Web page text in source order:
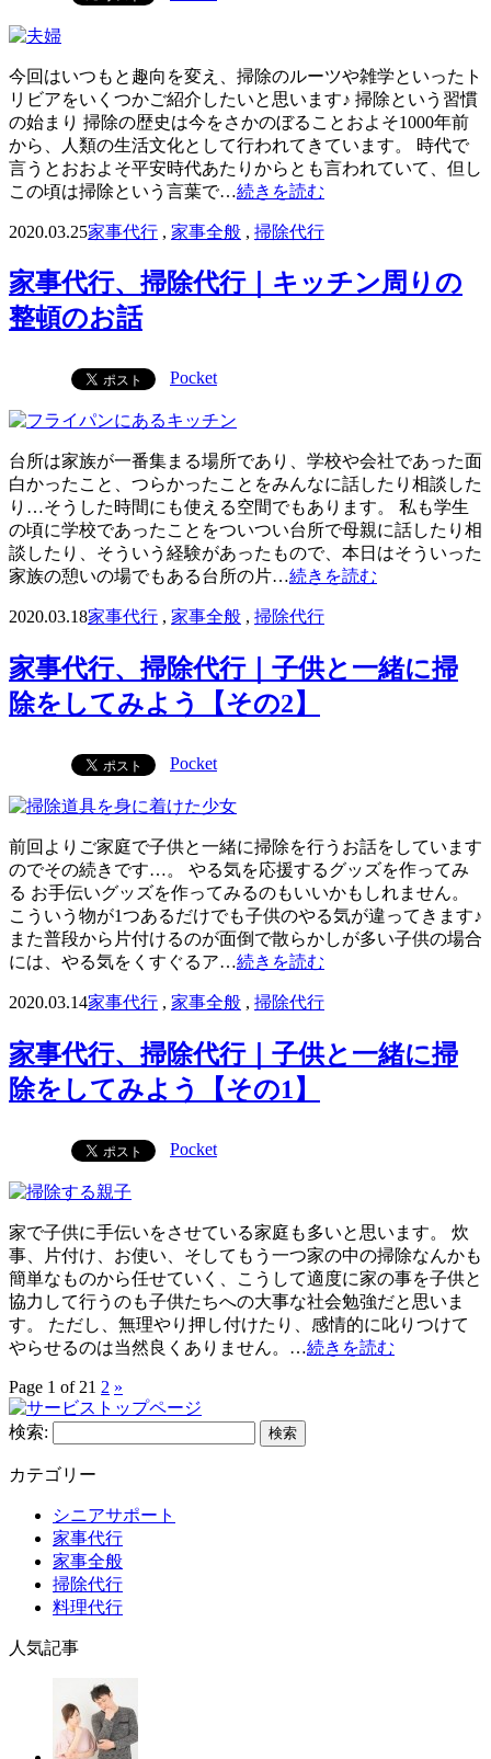
今回はいつもと趣向を変え、掃除のルーツや雑学といったト
リビアをいくつかご紹介したいと思います♪ 掃除という習慣
の始まり 掃除の歴史は今をさかのぼることおよそ1000年前
から、人類の生活文化として行われてきています。 時代で
言うとおおよそ平安時代あたりからとも言われていて、但し
この頃は掃除という言葉で…続きを読む
2020.03.25家事代行 , 家事全般 , 掃除代行
家事代行、掃除代行｜キッチン周りの
整頓のお話
Pocket
台所は家族が一番集まる場所であり、学校や会社であった面
白かったこと、つらかったことをみんなに話したり相談した
り…そうした時間にも使える空間でもあります。 私も学生
の頃に学校であったことをついつい台所で母親に話したり相
談したり、そういう経験があったもので、本日はそういった
家族の憩いの場でもある台所の片…続きを読む
2020.03.18家事代行 , 家事全般 , 掃除代行
家事代行、掃除代行｜子供と一緒に掃
除をしてみよう【その2】
Pocket
前回よりご家庭で子供と一緒に掃除を行うお話をしています
のでその続きです…。 やる気を応援するグッズを作ってみ
る お手伝いグッズを作ってみるのもいいかもしれません。
こういう物が1つあるだけでも子供のやる気が違ってきます♪
また普段から片付けるのが面倒で散らかしが多い子供の場合
には、やる気をくすぐるア…続きを読む
2020.03.14家事代行 , 家事全般 , 掃除代行
家事代行、掃除代行｜子供と一緒に掃
除をしてみよう【その1】
Pocket
家で子供に手伝いをさせている家庭も多いと思います。 炊
事、片付け、お使い、そしてもう一つ家の中の掃除なんかも
簡単なものから任せていく、こうして適度に家の事を子供と
協力して行うのも子供たちへの大事な社会勉強だと思いま
す。 ただし、無理やり押し付けたり、感情的に叱りつけて
やらせるのは当然良くありません。…続きを読む
Page 1 of 21 2 »
検索:
カテゴリー
シニアサポート
家事代行
家事全般
掃除代行
料理代行
人気記事